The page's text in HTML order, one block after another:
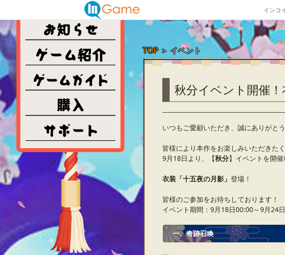
インコ
TOP＞ イベント
秋分イベント開催！
いつもご愛顧いただき、誠にありがと
皆様により本作をお楽しみいただきたく
9月18日より、【秋分】イベントを開催
衣装「十五夜の月影」 登場！
皆様のご参加をお待ちしております！
イベント期間：9月18日00:00～9月24
一、奇跡召喚